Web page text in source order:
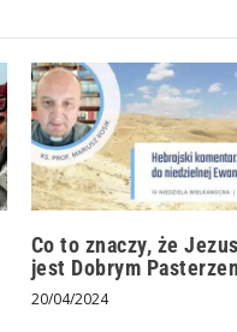
Co to znaczy, że Jezus
jest Dobrym
20/04/2024